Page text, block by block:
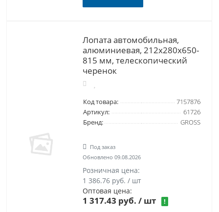
Лопата автомобильная,
алюминиевая, 212х280х650-
815 мм, телескопический
черенок
Код товара:
7157876
Артикул:
61726
Бренд:
GROSS
Под заказ
Обновлено 09.08.2026
Розничная цена:
1 386.76 руб. / шт
Оптовая цена:
1 317.43 руб. / шт !